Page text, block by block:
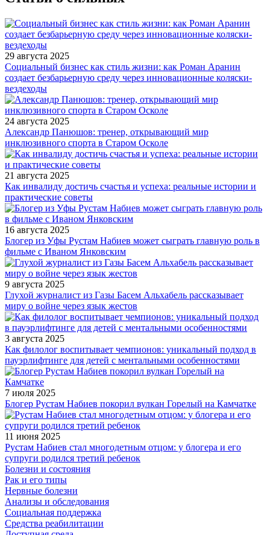
29 августа 2025
Социальный бизнес как стиль жизни: как Роман Аранин
создает безбарьерную среду через инновационные коляски-
вездеходы
24 августа 2025
Александр Панюшов: тренер, открывающий мир
инклюзивного спорта в Старом Осколе
21 августа 2025
Как инвалиду достичь счастья и успеха: реальные истории и
практические советы
16 августа 2025
Блогер из Уфы Рустам Набиев может сыграть главную роль в
фильме с Иваном Янковским
9 августа 2025
Глухой журналист из Газы Басем Альхабель рассказывает
миру о войне через язык жестов
3 августа 2025
Как филолог воспитывает чемпионов: уникальный подход в
пауэрлифтинге для детей с ментальными особенностями
7 июля 2025
Блогер Рустам Набиев покорил вулкан Горелый на Камчатке
11 июня 2025
Рустам Набиев стал многодетным отцом: у блогера и его
супруги родился третий ребенок
Болезни и состояния
Рак и его типы
Нервные болезни
Анализы и обследования
Социальная поддержка
Средства реабилитации